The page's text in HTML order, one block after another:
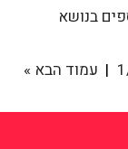
בנושא
עמוד הבא »